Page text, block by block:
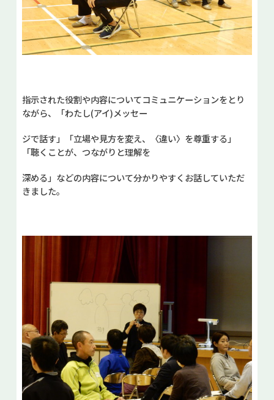
指示された役割や内容についてコミュニケーションをとり
ながら、「わたし(アイ)メッセー
ジで話す」「立場や見方を変え、〈違い〉を尊重する」
「聴くことが、つながりと理解を
深める」などの内容について分かりやすくお話していただ
きました。